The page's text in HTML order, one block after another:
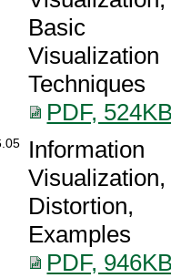
Basic
Visualization
Techniques
PDF,
Information
Visualization,
Distortion,
Examples
PDF,